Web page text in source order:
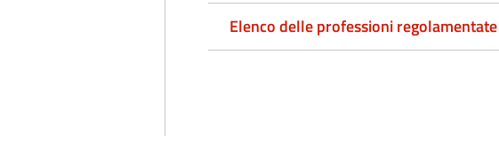
Elenco delle professioni